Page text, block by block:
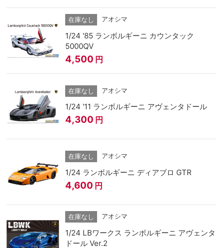
在庫なし アオシマ
1/24 '85 ランボルギーニ カウンタック
5000QV
4,500 円
在庫なし アオシマ
1/24 '11 ランボルギーニ アヴェンタドール
4,300 円
在庫なし アオシマ
1/24 ランボルギーニ ディアブロ GTR
4,600 円
在庫なし アオシマ
1/24 LBワークス ランボルギーニ アヴェンタ
ドール Ver.2